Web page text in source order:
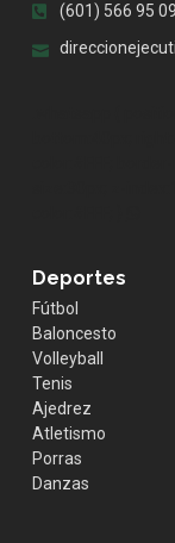
(601) 566 95
Deportes
Fútbol
Baloncesto
Volleyball
Tenis
Ajedrez
Atletismo
Porras
Danzas